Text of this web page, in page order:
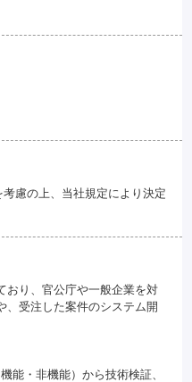
慮の上、当社規定により決定
おり、官公庁や一般企業を対
、受注した案件のシステム開
能・非機能）から技術検証、